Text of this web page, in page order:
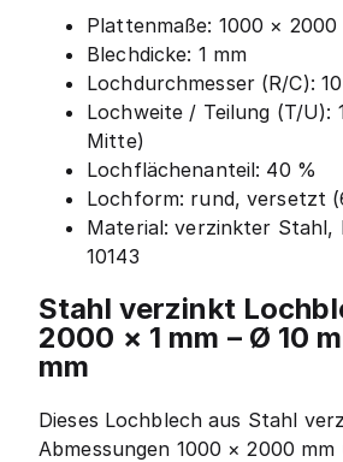
Plattenmaße: 1000 × 2000
Blechdicke: 1 mm
Lochdurchmesser (R/C):
Lochweite / Teilung (T/U):
Mitte)
Lochflächenanteil: 40 %
Lochform: rund, versetzt
Material: verzinkter Stahl,
10143
Stahl verzinkt
2000 × 1 mm – Ø 10
mm
Dieses Lochblech aus Stahl
Abmessungen 1000 × 2000 mm